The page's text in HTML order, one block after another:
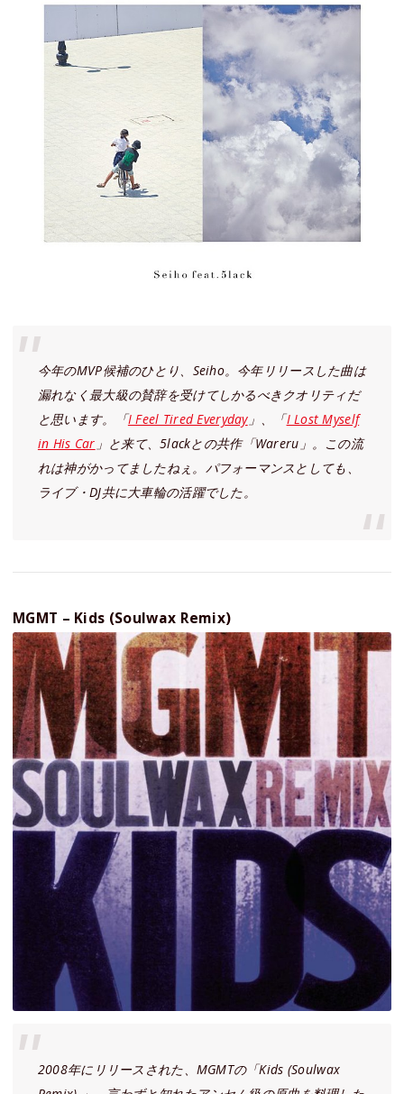
今年のMVP候補のひとり、Seiho。今年リリースした曲は
漏れなく最大級の賛辞を受けてしかるべきクオリティだ
と思います。「I Feel Tired Everyday」、「I Lost Myself
in His Car 」と来て、5lackとの共作「Wareru」。この流
れは神がかってましたねぇ。パフォーマンスとしても、
ライブ・DJ共に大車輪の活躍でした。
MGMT – Kids (Soulwax Remix)
2008年にリリースされた、MGMTの「Kids (Soulwax